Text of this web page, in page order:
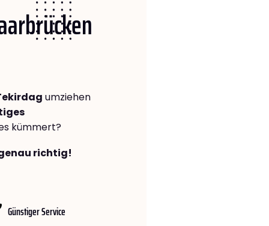
umziehen
kümmert?
richtig!
Günstiger Service